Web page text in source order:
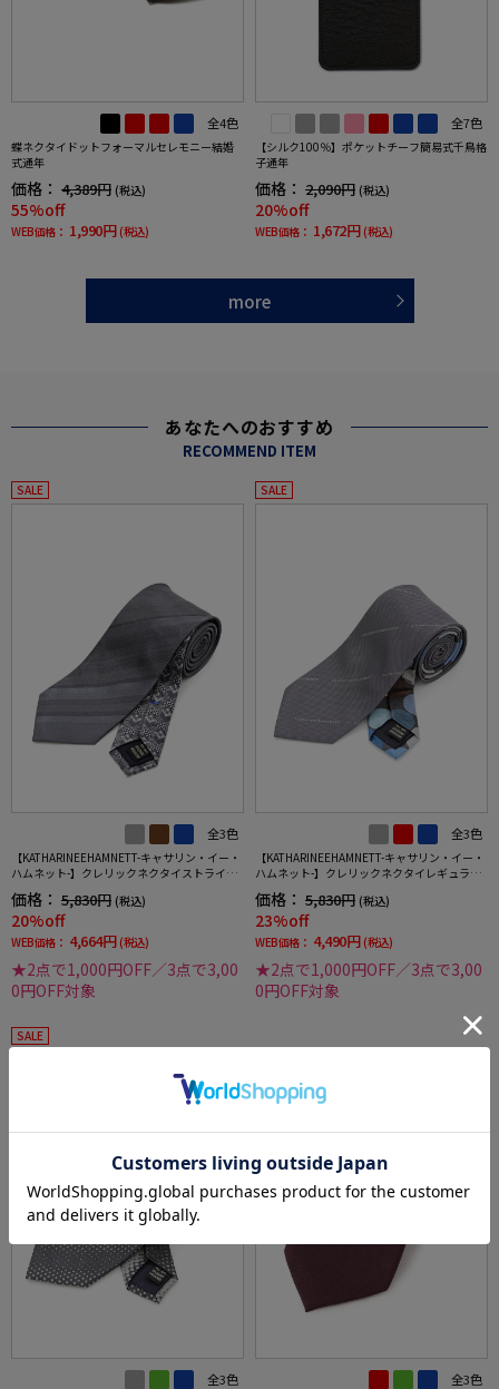
全4色
蝶ネクタイドットフォーマルセレモニー結婚
式通年
価格： 4,389円 (税込)
55%off
WEB価格： 1,990円 (税込)
全7色
【シルク100％】ポケットチーフ簡易式千鳥格
子通年
価格： 2,090円 (税込)
20%off
WEB価格： 1,672円 (税込)
more
あなたへのおすすめ
RECOMMEND ITEM
SALE
全3色
【KATHARINEEHAMNETT-キャサリン・イー・
ハムネット-】クレリックネクタイストライプ
価格： 5,830円 (税込)
20%off
WEB価格： 4,664円 (税込)
★2点で1,000円OFF／3点で3,00
0円OFF対象
SALE
全3色
【KATHARINEEHAMNETT-キャサリン・イー・
ハムネット-】クレリックネクタイレギュラー
価格： 5,830円 (税込)
23%off
WEB価格： 4,490円 (税込)
★2点で1,000円OFF／3点で3,00
0円OFF対象
SALE
全3色 全3色